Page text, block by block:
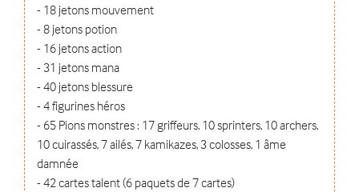
- 18 jetons mouvement
- 8 jetons potion
- 16 jetons action
- 31 jetons mana
- 40 jetons blessure
- 4 figurines héros
- 65 Pions monstres : 17 griffeurs, 10 sprinters, 10 archers,
10 cuirassés, 7 ailés, 7 kamikazes, 3 colosses, 1 âme
damnée
- 42 cartes talent (6 paquets de 7 cartes)